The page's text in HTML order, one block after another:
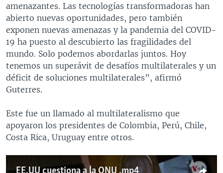
amenazantes. Las tecnologías transformadoras han
abierto nuevas oportunidades, pero también
exponen nuevas amenazas y la pandemia del COVID-
19 ha puesto al descubierto las fragilidades del
mundo. Solo podemos abordarlas juntos. Hoy
tenemos un superávit de desafíos multilaterales y un
déficit de soluciones multilaterales”, afirmó
Guterres.
Este fue un llamado al multilateralismo que
apoyaron los presidentes de Colombia, Perú, Chile,
Costa Rica, Uruguay entre otros.
EE.UU cuestiona a la ONU .mp4